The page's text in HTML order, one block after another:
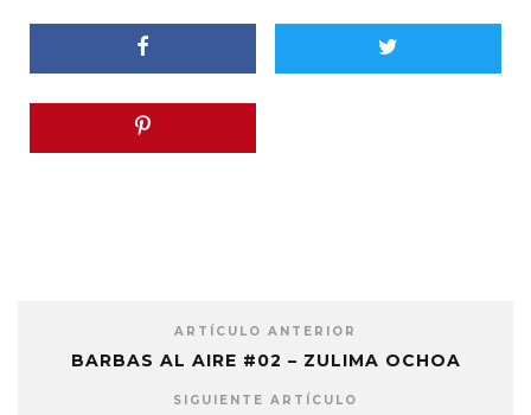
ARTÍCULO ANTERIOR
BARBAS AL AIRE #02 – ZULIMA OCHOA
SIGUIENTE ARTÍCULO